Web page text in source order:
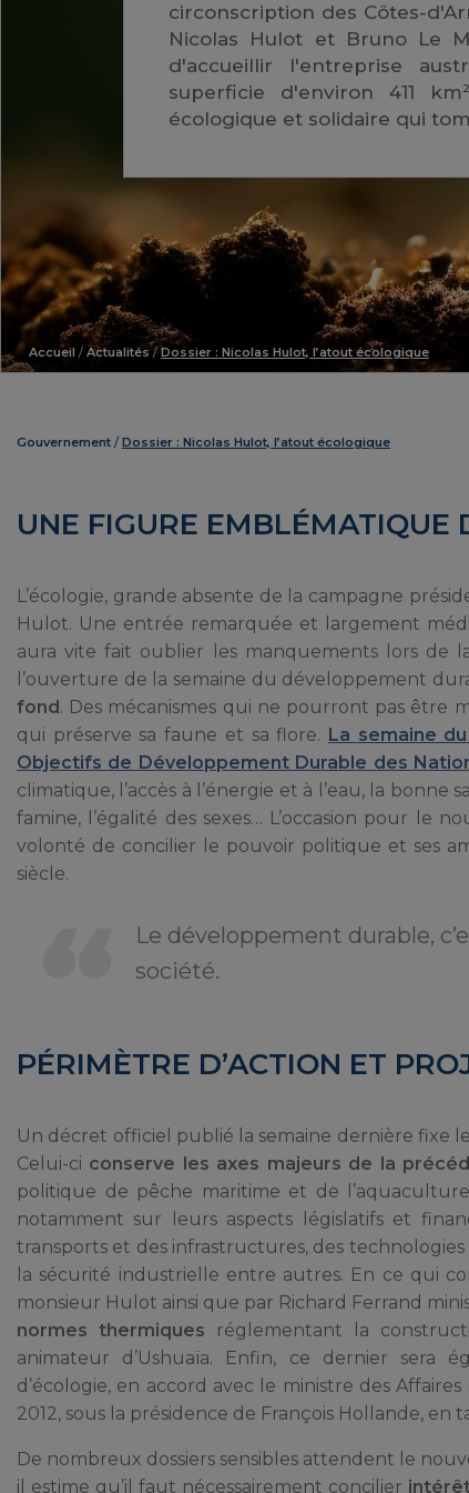
circonscription des Côtes-
Nicolas Hulot et Bruno Le
d'accueillir l'entreprise
superficie d'environ 411
écologique et solidaire qui
Accueil / Actualités / Dossier : Nicolas Hulot, l’atout écologique
Gouvernement Dossier : Nicolas Hulot, l’atout écologique
UNE FIGURE EMBLÉMATIQUE
L’écologie, grande absente de la campagne
Hulot. Une entrée remarquée et largement
aura vite fait oublier les manquements lors de
l’ouverture de la semaine du développement
fond. Des mécanismes qui ne pourront pas être
qui préserve sa faune et sa flore. La semaine
Objectifs de Développement Durable des
climatique, l’accès à l’énergie et à l’eau, la
famine, l’égalité des sexes… L’occasion pour le
volonté de concilier le pouvoir politique et ses
siècle.
Le développement durable,
société.
PÉRIMÈTRE D’ACTION ET
Un décret officiel publié la semaine dernière fixe
Celui-ci conserve les axes majeurs de la
politique de pêche maritime et de
notamment sur leurs aspects législatifs et
transports et des infrastructures, des
la sécurité industrielle entre autres. En ce qui
monsieur Hulot ainsi que par Richard Ferrand
normes thermiques réglementant la
animateur d’Ushuaïa. Enfin, ce dernier sera
d’écologie, en accord avec le ministre des
2012, sous la présidence de François Hollande, en
De nombreux dossiers sensibles attendent le
il estime qu’il faut nécessairement concilier